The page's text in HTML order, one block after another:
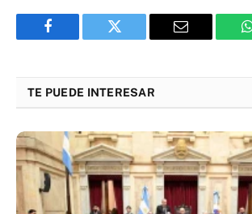
Facebook Twitter Email
TE PUEDE INTERESAR